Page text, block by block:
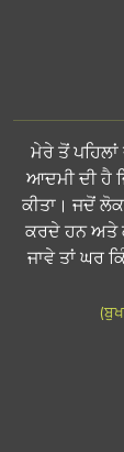
"ਮੇਰੇ ਤੋਂ
ਆਦਮੀ ਦੀ ਹੈ
ਕੀਤਾ। ਜਦੋਂ
ਕਰਦੇ ਹਨ ਅਤੇ
ਜਾਵੇ ਤਾਂ ਘਰ